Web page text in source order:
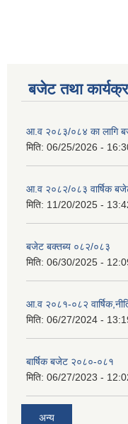
बजेट तथा
आ.व २०८३/०८४ का लागि
मिति: 06/25/2026 -
आ.व २०८२/०८३ वार्षिक
मिति: 11/20/2025 -
बजेट बक्तब्य ०८२/०८३
मिति: 06/30/2025 -
आ.व २०८१-०८२
मिति: 06/27/2024 -
बार्षिक बजेट २०८०-०८१
मिति: 06/27/2023 -
अन्य